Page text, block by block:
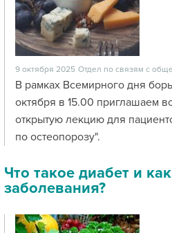
9 октября 2025 Отдел по связям с
В рамках Всемирного дня
октября в 15.00 приглашаем
открытую лекцию для
по остеопорозу".
Что такое диабет и
заболевания?